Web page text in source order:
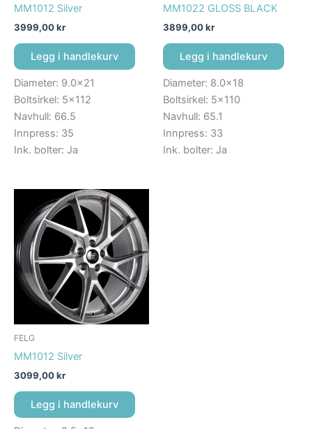
MM1012 Silver
3999,00kr
Legg i handlekurv
Diameter: 9.0×21
Boltsirkel: 5×112
Navhull: 66.5
Innpress: 35
Ink. bolter: Ja
MM1022 GLOSS BLACK
3899,00kr
Legg i handlekurv
Diameter: 8.0×18
Boltsirkel: 5×110
Navhull: 65.1
Innpress: 33
Ink. bolter: Ja
FELG
MM1012 Silver
3099,00kr
Legg i handlekurv